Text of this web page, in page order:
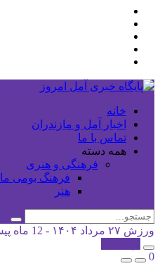
خانه
اخبار آمل و مازندران
تماس با ما
همه دسته
فرهنگی و هنری
فرهنگ بومی
هنر
ورزش ۲۷ مرداد ۱۴۰۴ - 12 ماه پیش
0